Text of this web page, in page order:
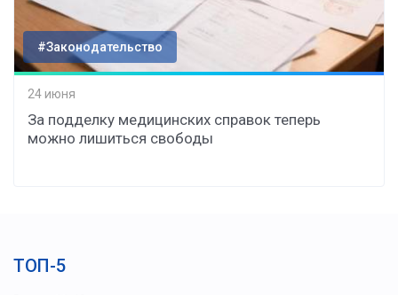
#Законодательство
24 июня
За подделку медицинских справок теперь
можно лишиться свободы
ТОП-5